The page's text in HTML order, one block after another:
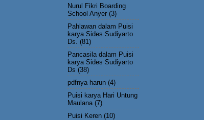
Nurul Fikri Boarding
School Anyer (3)
Pahlawan dalam Puisi
karya Sides Sudiyarto
Ds. (81)
Pancasila dalam Puisi
karya Sides Sudiyarto
Ds (38)
pdfnya harun (4)
Puisi karya Hari Untung
Maulana (7)
Puisi Keren (10)